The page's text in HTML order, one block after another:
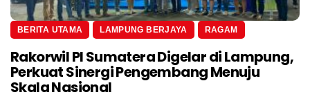
BERITA UTAMA LAMPUNG BERJAYA RAGAM
Rakorwil PI Sumatera Digelar di Lampung,
Perkuat Sinergi Pengembang Menuju
Skala Nasional